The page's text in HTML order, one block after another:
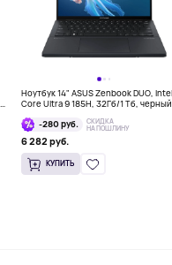
Ноутбук 14" ASUS Zenbook DUO, Intel
Core Ultra 9 185H, 32Гб/1 Тб, черный
-280 руб.
СКИДКА
НА ПОШЛИНУ
6 282 руб.
КУПИТЬ